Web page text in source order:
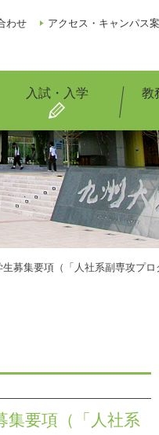
わせ アクセス・キャンパス
入試・入学 教
募集要項（「人社系副専攻プ
集要項（「人社系